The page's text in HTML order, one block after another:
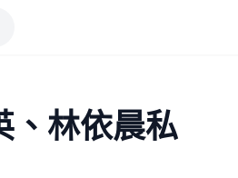
林依晨私